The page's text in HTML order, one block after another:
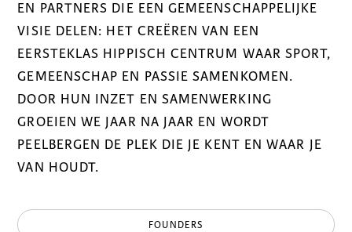
EN PARTNERS DIE EEN GEMEENSCHAPPELIJKE
VISIE DELEN: HET CREËREN VAN EEN
EERSTEKLAS HIPPISCH CENTRUM WAAR SPORT,
GEMEENSCHAP EN PASSIE SAMENKOMEN.
DOOR HUN INZET EN SAMENWERKING
GROEIEN WE JAAR NA JAAR EN WORDT
PEELBERGEN DE PLEK DIE JE KENT EN WAAR JE
VAN HOUDT.
FOUNDERS